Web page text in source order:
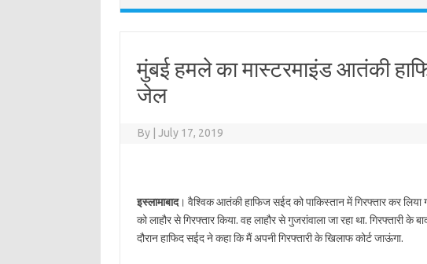
मुंबई हमले का मास्टरमाइंड आतंकी
जेल
By July 17, 2019
इस्लामाबाद। वैश्विक आतंकी हाफिज सईद को पाकिस्तान में गिरफ्तार कर लिया
को लाहौर से गिरफ्तार किया. वह लाहौर से गुजरांवाला जा रहा था. गिरफ्तारी के
दौरान हाफिद सईद ने कहा कि मैं अपनी गिरफ्तारी के खिलाफ कोर्ट जाऊंगा.